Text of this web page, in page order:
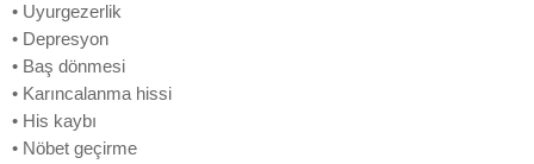
• Uyurgezerlik
• Depresyon
• Baş dönmesi
• Karıncalanma hissi
• His kaybı
• Nöbet geçirme